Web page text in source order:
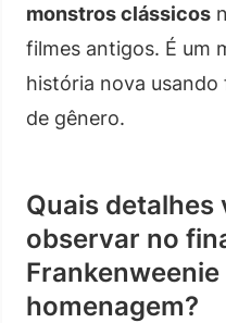
monstros clássicos
filmes antigos. É um
história nova
de gênero.
Quais detalhes
observar no
homenagem?